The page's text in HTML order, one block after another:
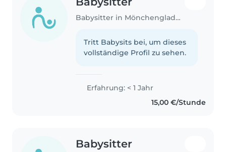
Babysitter in Mönchengladbach
Tritt Babysits bei, um dieses
vollständige Profil zu sehen.
Erfahrung: < 1 Jahr
15,00 €/Stunde
Babysitter